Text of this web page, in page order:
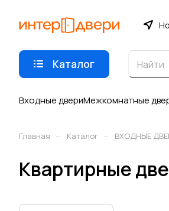
Каталог
Входные двериМежкомнатные
Главная – Каталог – ВХОДНЫЕ
Квартирные